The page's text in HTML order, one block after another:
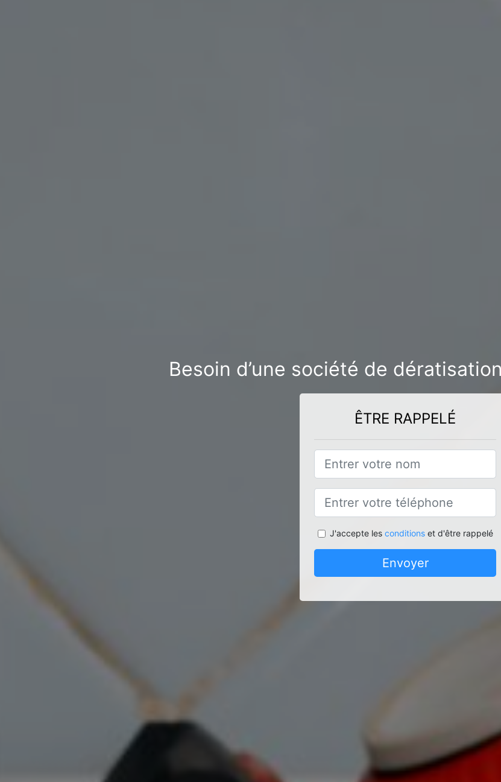
Besoin d’une société de
ÊTRE RAPPELÉ
J'accepte les conditionset d'être rappelé
Envoyer